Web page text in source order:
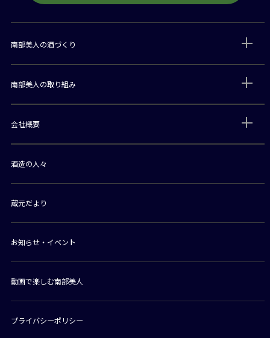
南部美人の酒づくり
南部美人の取り組み
会社概要
酒造の人々
蔵元だより
お知らせ・イベント
動画で楽しむ南部美人
プライバシーポリシー